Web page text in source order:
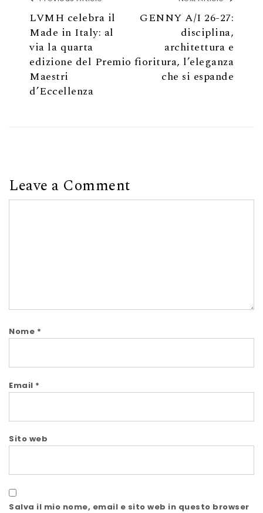
LVMH celebra il
Made in Italy: al
via la quarta
edizione del Premio
Maestri
d’Eccellenza
GENNY A/I 26-27:
disciplina,
architettura e
fioritura, l’eleganza
che si espande
Leave a Comment
Nome *
Email *
Sito web
Salva il mio nome, email e sito web in questo browser